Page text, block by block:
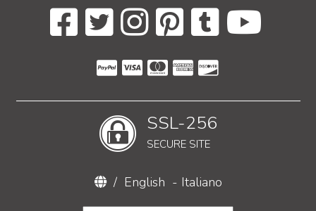
SSL-256
SECURE SITE
/ English - Italiano